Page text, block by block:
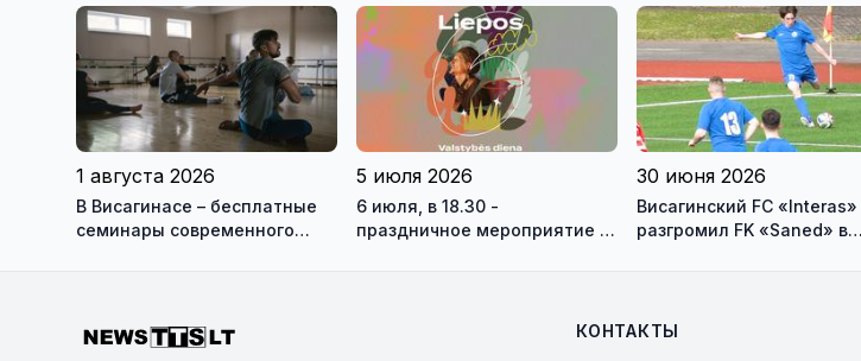
посетителей на 40 лет назад
театра - Михаил Дурненков
«Дива» реж. Тадас
Монтримас
в субботу на главной
городского праздника
1 августа 2026
В Висагинасе – бесплатные
семинары современного
5 июля 2026
6 июля, в 18.30 -
праздничное мероприятие в
30 июня 2026
Висагинский FC «Interas»
разгромил FK «Saned» в
КОНТАКТЫ